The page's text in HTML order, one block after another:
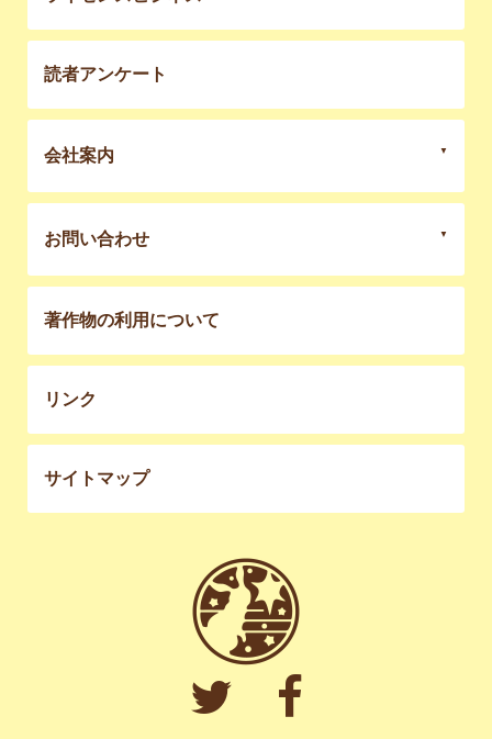
読者アンケート
会社案内
お問い合わせ
著作物の利用について
リンク
サイトマップ